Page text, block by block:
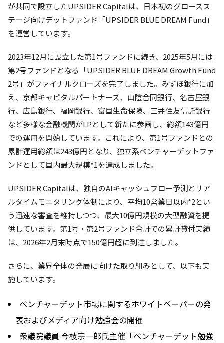
が共同で設立したUPSIDER Capitalは、日本初のグロースス
テージ向けデットファンド「UPSIDER BLUE DREAM Fund」
を運営しています。
2023年12月に設立した第1号ファンドに続き、2025年5月には
第2号ファンドとなる「UPSIDER BLUE DREAM Growth Fund
2号」がファイナルクローズを完了しました。みずほ銀行に加
え、京都キャピタルパートナーズ、山陰合同銀行、名古屋銀
行、広島銀行、福岡銀行、富国生命保険、三井住友信託銀行
など多様な金融機関がLPとして新たに参画し、総額143億円
での運用を開始しています。これにより、第1号ファンドとの
累計運用総額は243億円となり、独立系ベンチャーデットファ
ンドとして国内最大規模*1を達成しました。
UPSIDER Capitalは、独自のAIキャッシュフロー予測とリア
ルタイムモニタリング体制により、平均10営業日以内*2とい
う迅速な審査を維持しつつ、最大10億円規模の大型融資を提
供しています。第1号・第2号ファンド合計での累計貸付実績
は、2026年2月末時点で150億円超に到達しました。
さらに、業界全体の発展に向けた取り組みとして、以下も実
施しています。
ベンチャーデット市場に関するホワイトペーパーの発
表およびメディア向け勉強会の開催
衆議院議員 今枝宗一郎氏主催「ベンチャーデット勉強